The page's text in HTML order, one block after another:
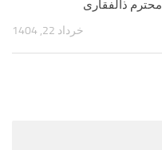
محترم ذالفقاری
خرداد 22, 1404